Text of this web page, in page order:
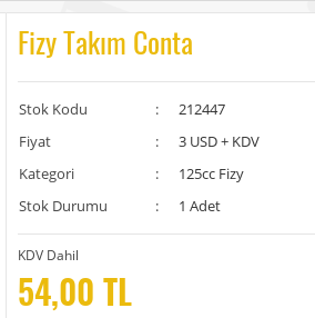
Fizy Takım Conta
Stok Kodu :
212447
Fiyat
:
3 USD + KDV
Kategori
:
125cc Fizy
Stok Durumu
: 1 Adet
KDV Dahil
54,00 TL